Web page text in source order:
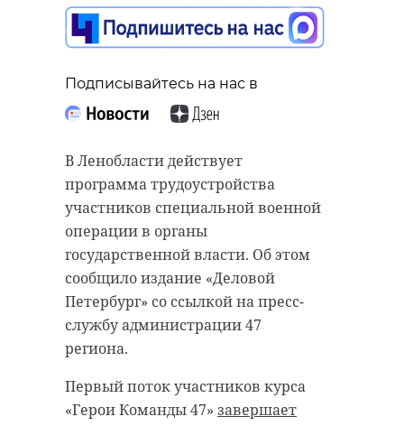
Подписывайтесь на нас в
В Ленобласти действует
программа трудоустройства
участников специальной военной
операции в органы
государственной власти. Об этом
сообщило издание «Деловой
Петербург» со ссылкой на пресс-
службу администрации 47
региона.
Первый поток участников курса
«Герои Команды 47» завершает
Подписывайтесь на нас в
На заседании Законодательного
собрания Санкт-Петербурга 18
марта был утвержден
законопроект о создании
«зеленого пояса». Этот документ
предполагает формирование
единой рекреационной зоны
вокруг города, включающей как
прилегающие территории
Ленинградской области. Общая
Подписывайтесь на нас в
В Историческом парке «Россия —
моя история» открылась выставка
Форпост Святой Руси. Экспозиция
посвящена 785-летию
Староладожского Никольского
мужского монастыря. Северная
столица впервые принимает
народного ополчения, созданного
при монастыре в 2024 году и